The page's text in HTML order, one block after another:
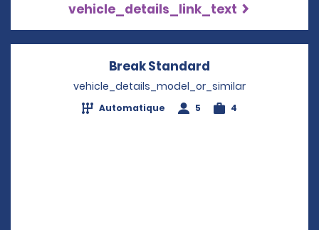
vehicle_details_link_text
Break Standard
vehicle_details_model_or_similar
Automatique 5 4